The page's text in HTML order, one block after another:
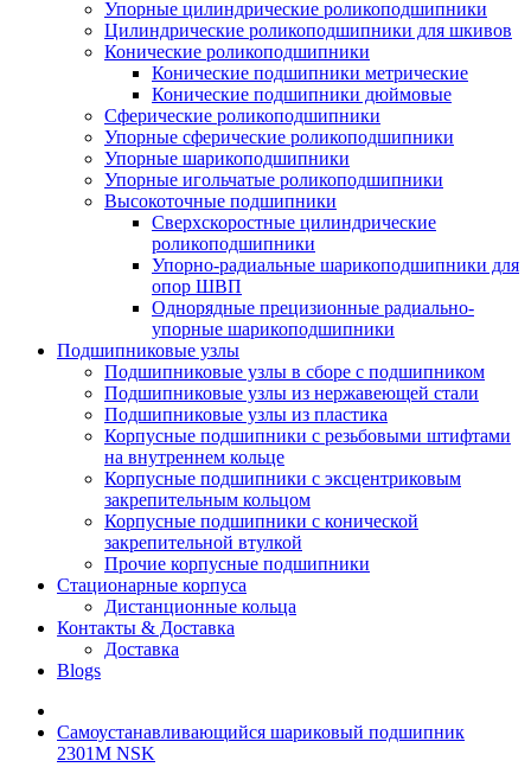
Упорные цилиндрические роликоподшипники
Цилиндрические роликоподшипники для шкивов
Конические роликоподшипники
Конические подшипники метрические
Конические подшипники дюймовые
Сферические роликоподшипники
Упорные сферические роликоподшипники
Упорные шарикоподшипники
Упорные игольчатые роликоподшипники
Высокоточные подшипники
Сверхскоростные цилиндрические
роликоподшипники
Упорно-радиальные шарикоподшипники для
опор ШВП
Однорядные прецизионные радиально-
упорные шарикоподшипники
Подшипниковые узлы
Подшипниковые узлы в сборе с подшипником
Подшипниковые узлы из нержавеющей стали
Подшипниковые узлы из пластика
Корпусные подшипники с резьбовыми штифтами
на внутреннем кольце
Корпусные подшипники с эксцентриковым
закрепительным кольцом
Корпусные подшипники с конической
закрепительной втулкой
Прочие корпусные подшипники
Стационарные корпуса
Дистанционные кольца
Контакты & Доставка
Доставка
Blogs
Самоустанавливающийся шариковый подшипник
2301M NSK